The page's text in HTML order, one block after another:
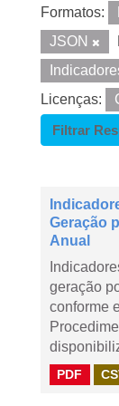
Formatos:
JSON
Licenças:
Filtrar
Geração
Anual
geração
conforme
PDF